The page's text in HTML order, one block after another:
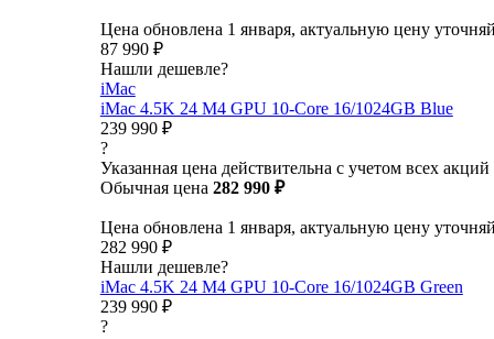
Цена обновлена 1 января, актуальную цену
87 990 ₽
Нашли дешевле?
iMac
iMac 4.5K 24 M4 GPU 10-Core 16/1024GB Blue
239 990 ₽
?
Указанная цена действительна с учетом всех акций
Обычная цена 282 990 ₽
Цена обновлена 1 января, актуальную цену
282 990 ₽
Нашли дешевле?
iMac 4.5K 24 M4 GPU 10-Core 16/1024GB Green
239 990 ₽
?